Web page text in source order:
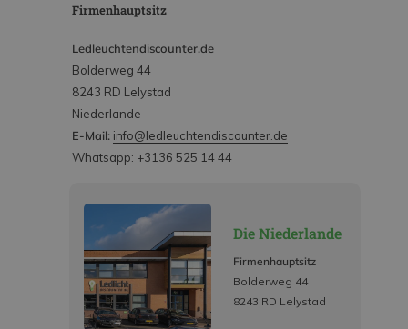
Firmenhauptsitz
Ledleuchtendiscounter.de
Bolderweg 44
8243 RD Lelystad
Niederlande
E-Mail: info@ledleuchtendiscounter.de
Whatsapp: +3136 525 14 44
Die Niederlande
Firmenhauptsitz
Bolderweg 44
8243 RD Lelystad